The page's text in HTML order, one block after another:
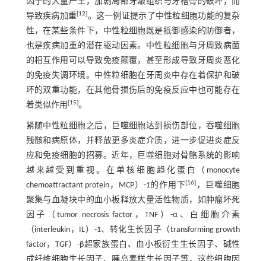
导致疾病加重[12]。这一例证提示了中性粒细胞功能的复杂
性，在某些条件下，中性粒细胞既是抵御感染的防御者，
也是疾病加重的潜在驱动因素。中性粒细胞与牙周致病菌
的相互作用可以导致免疫颠覆，甚至形成导致牙周炎恶化
的免疫失调环境。中性粒细胞在牙周炎中存在着保护和破
坏的双重功能，在其他骨损伤后的免疫反应中也可能存在
着类似作用 [15]。
紧随中性粒细胞之后，巨噬细胞达到损伤部位，吞噬细胞
残骸和病原体，并释放更多炎症介质，进一步促进炎症反
应和免疫细胞的招募。近年，巨噬细胞对骨骼系统的影响
越来越受到重视。在单核细胞趋化蛋白（monocyte
chemoattractant protein，MCP）-1的作用下[16] ，巨噬细胞
聚集与血凝块中的血小板释放大量活性物质，如肿瘤坏死
因子（tumor necrosis factor，TNF）-α、白细胞介素
（interleukin，IL）-1、转化生长因子（transforming growth
factor，TGF）-β超家族蛋白、血小板衍生生长因子、碱性